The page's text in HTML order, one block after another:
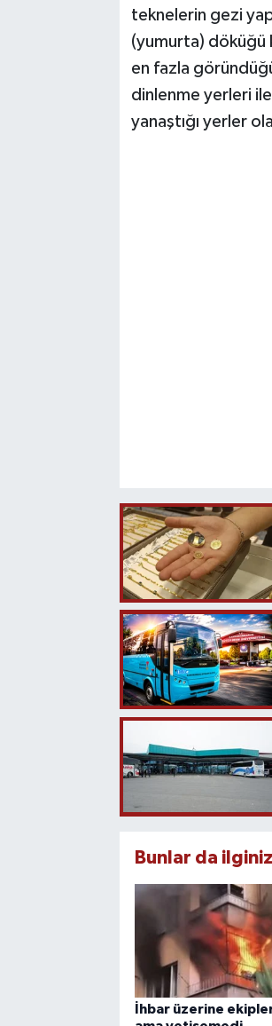
teknelerin gezi
(yumurta) döküğü
en fazla
dinlenme yerleri
yanaştığı yerler
Bunlar da
İhbar üzerine